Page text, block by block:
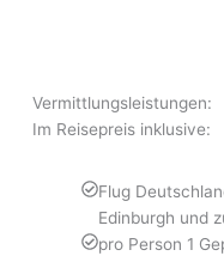
Vermittlungsleistungen:
Im Reisepreis inklusive:
Flug
Edinburgh und
pro Person 1